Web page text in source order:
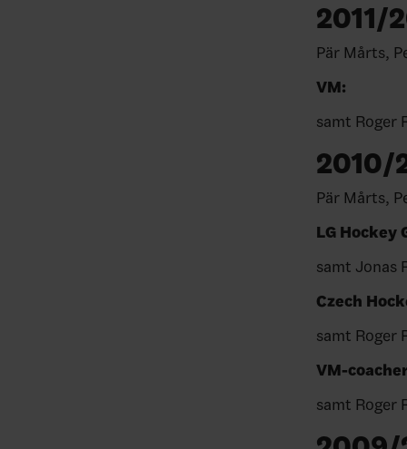
2011/
Pär Mårts,
samt Roger
2010/
Pär
LG
samt Jonas
Czech
samt Roger
VM-
samt